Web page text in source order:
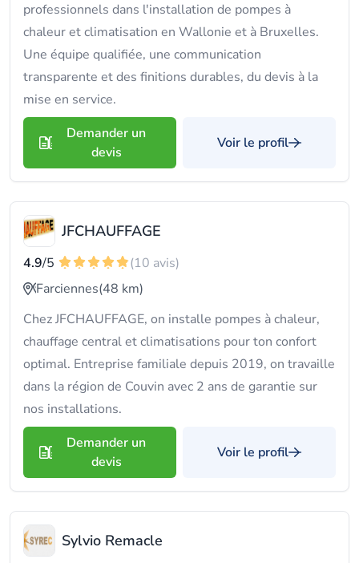
professionnels dans l'installation de pompes à
chaleur et climatisation en Wallonie et à Bruxelles.
Une équipe qualifiée, une communication
transparente et des finitions durables, du devis à la
mise en service.
Demander un
devis
Voir le profil
JFCHAUFFAGE
4.9/5
(10 avis)
Farciennes(48 km)
Chez JFCHAUFFAGE, on installe pompes à chaleur,
chauffage central et climatisations pour ton confort
optimal. Entreprise familiale depuis 2019, on travaille
dans la région de Couvin avec 2 ans de garantie sur
nos installations.
Demander un
devis
Voir le profil
Sylvio Remacle